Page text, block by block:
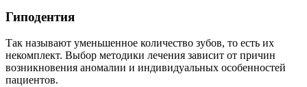
Гиподентия
Так называют уменьшенное количество зубов, то есть их
некомплект. Выбор методики лечения зависит от причин
возникновения аномалии и индивидуальных особенностей
пациентов.